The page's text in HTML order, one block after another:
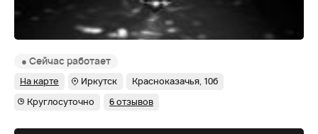
● Сейчас работает
Круглосуточно
Иркутск Красноказачья, 10б
На карте
6 отзывов